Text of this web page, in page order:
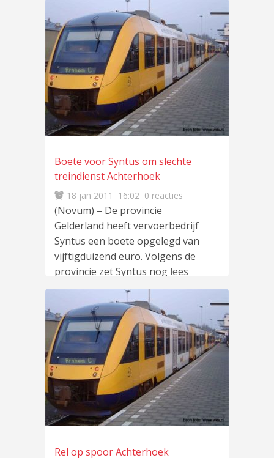
Boete voor Syntus om slechte
treindienst Achterhoek
18 jan 2011 16:02 0 reacties
(Novum) – De provincie
Gelderland heeft vervoerbedrijf
Syntus een boete opgelegd van
vijftigduizend euro. Volgens de
provincie zet Syntus nog lees
meer…
Rel op spoor Achterhoek